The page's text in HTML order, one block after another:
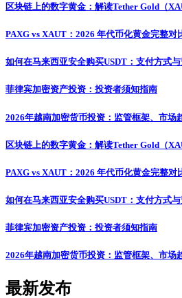
区块链上的数字黄金：解读Tether Gold（
PAXG vs XAUT：2026 年代币化黄金完整对
如何在马来西亚安全购买USDT：支付方式
菲律宾加密资产投资：投资者须知指南
2026年越南加密货币投资：监管框架、市场
区块链上的数字黄金：解读Tether Gold（
PAXG vs XAUT：2026 年代币化黄金完整对
如何在马来西亚安全购买USDT：支付方式
菲律宾加密资产投资：投资者须知指南
2026年越南加密货币投资：监管框架、市场
最新发布